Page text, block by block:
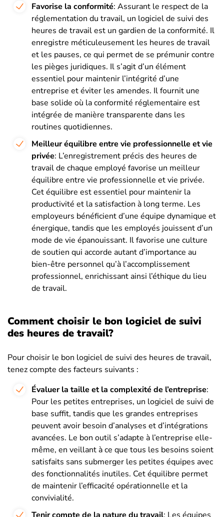
Favorise la conformité: Assurant le respect de la
réglementation du travail, un logiciel de suivi des
heures de travail est un gardien de la conformité. Il
enregistre méticuleusement les heures de travail
et les pauses, ce qui permet de se prémunir contre
les pièges juridiques. Il s’agit d’un élément
essentiel pour maintenir l’intégrité d’une
entreprise et éviter les amendes. Il fournit une
base solide où la conformité réglementaire est
intégrée de manière transparente dans les
routines quotidiennes.
Meilleur équilibre entre vie professionnelle et vie
privée: L’enregistrement précis des heures de
travail de chaque employé favorise un meilleur
équilibre entre vie professionnelle et vie privée.
Cet équilibre est essentiel pour maintenir la
productivité et la satisfaction à long terme. Les
employeurs bénéficient d’une équipe dynamique et
énergique, tandis que les employés jouissent d’un
mode de vie épanouissant. Il favorise une culture
de soutien qui accorde autant d’importance au
bien-être personnel qu’à l’accomplissement
professionnel, enrichissant ainsi l’éthique du lieu
de travail.
Comment choisir le bon logiciel de suivi
des heures de travail?
Pour choisir le bon logiciel de suivi des heures de travail,
tenez compte des facteurs suivants :
Évaluer la taille et la complexité de l’entreprise:
Pour les petites entreprises, un logiciel de suivi de
base suffit, tandis que les grandes entreprises
peuvent avoir besoin d’analyses et d’intégrations
avancées. Le bon outil s’adapte à l’entreprise elle-
même, en veillant à ce que tous les besoins soient
satisfaits sans submerger les petites équipes avec
des fonctionnalités inutiles. Cet équilibre permet
de maintenir l’efficacité opérationnelle et la
convivialité.
Tenir compte de la nature du travail: Les équipes